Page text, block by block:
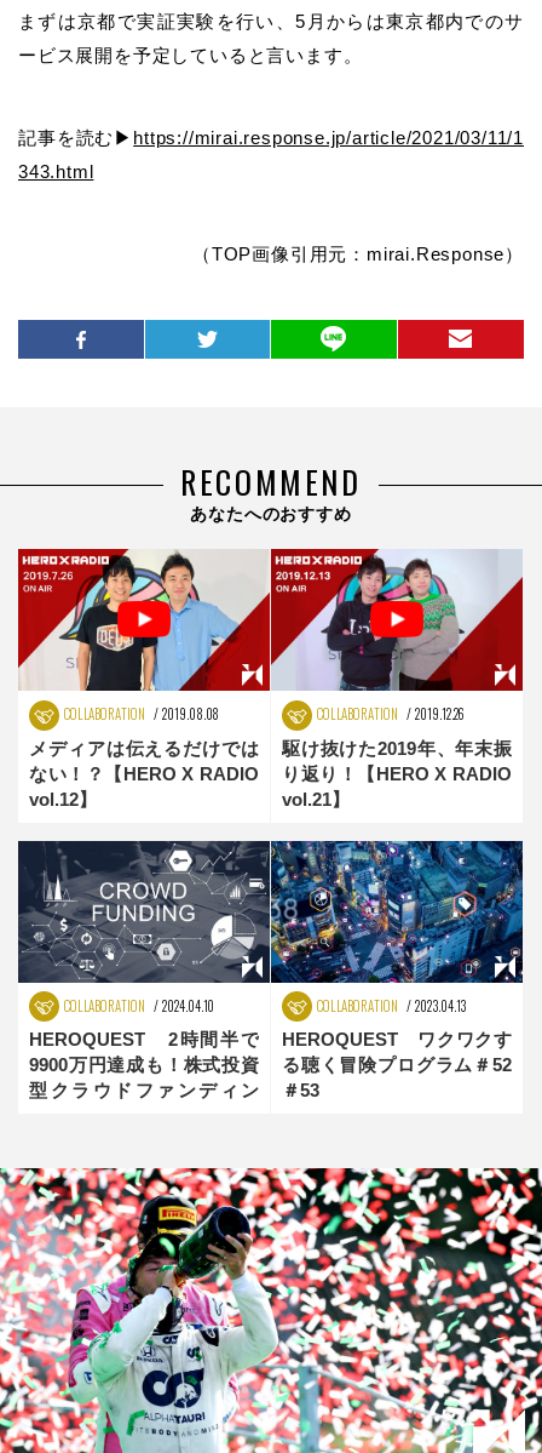
まずは京都で実証実験を行い、5月からは東京都内でのサ
ービス展開を予定していると言います。
記事を読む▶ https://mirai.response.jp/article/2021/03/11/1
343.html
（TOP画像引用元：mirai.Response）
RECOMMEND
あなたへのおすすめ
COLLABORATION 2019.08.08
メディアは伝えるだけでは
ない！？【HERO X RADIO
vol.12】
COLLABORATION 2019.12.26
駆け抜けた2019年、年末振
り返り！【HERO X RADIO
vol.21】
COLLABORATION 2024.04.10
HEROQUEST 2時間半で
9900万円達成も！株式投資
型クラウドファンディン
COLLABORATION 2023.04.13
HEROQUEST ワクワクす
る聴く冒険プログラム＃52
＃53